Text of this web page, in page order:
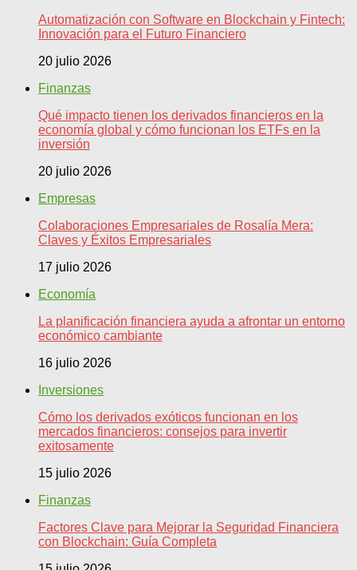
Automatización con Software en Blockchain y Fintech:
Innovación para el Futuro Financiero
20 julio 2026
Finanzas
Qué impacto tienen los derivados financieros en la
economía global y cómo funcionan los ETFs en la
inversión
20 julio 2026
Empresas
Colaboraciones Empresariales de Rosalía Mera:
Claves y Éxitos Empresariales
17 julio 2026
Economía
La planificación financiera ayuda a afrontar un entorno
económico cambiante
16 julio 2026
Inversiones
Cómo los derivados exóticos funcionan en los
mercados financieros: consejos para invertir
exitosamente
15 julio 2026
Finanzas
Factores Clave para Mejorar la Seguridad Financiera
con Blockchain: Guía Completa